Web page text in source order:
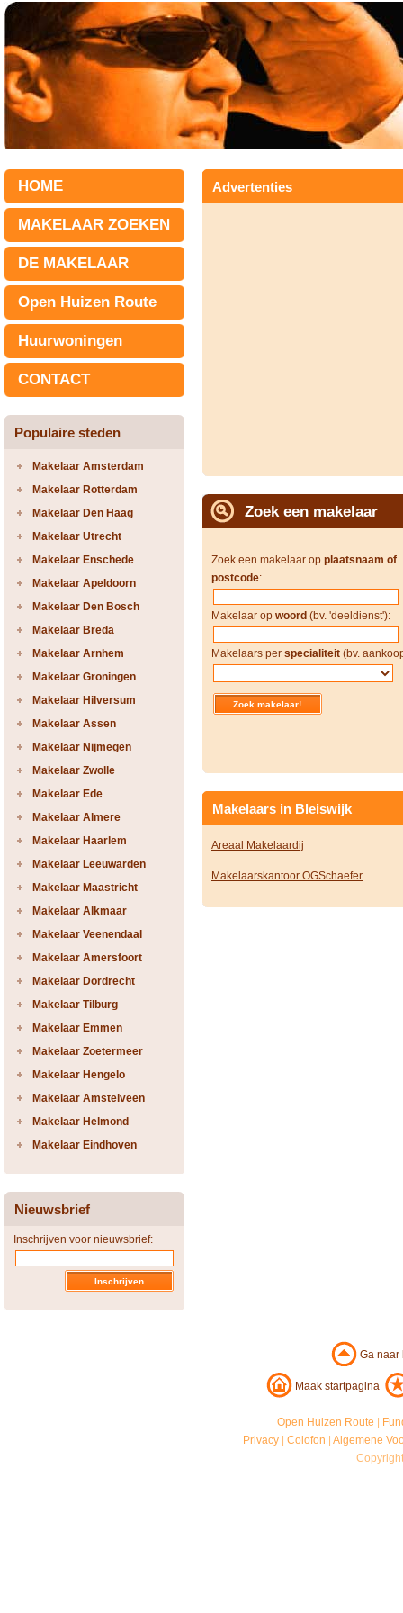
HOME
MAKELAAR ZOEKEN
DE MAKELAAR
Open Huizen Route
Huurwoningen
CONTACT
Populaire steden
Makelaar Amsterdam
Makelaar Rotterdam
Makelaar Den Haag
Makelaar Utrecht
Makelaar Enschede
Makelaar Apeldoorn
Makelaar Den Bosch
Makelaar Breda
Makelaar Arnhem
Makelaar Groningen
Makelaar Hilversum
Makelaar Assen
Makelaar Nijmegen
Makelaar Zwolle
Makelaar Ede
Makelaar Almere
Makelaar Haarlem
Makelaar Leeuwarden
Makelaar Maastricht
Makelaar Alkmaar
Makelaar Veenendaal
Makelaar Amersfoort
Makelaar Dordrecht
Makelaar Tilburg
Makelaar Emmen
Makelaar Zoetermeer
Makelaar Hengelo
Makelaar Amstelveen
Makelaar Helmond
Makelaar Eindhoven
Nieuwsbrief
Inschrijven voor nieuwsbrief:
Advertenties
Zoek een makelaar
Zoek een makelaar op plaatsnaam of
postcode:
Makelaar op woord (bv. 'deeldienst'):
Makelaars per specialiteit (bv.
Makelaars in Bleiswijk
Areaal Makelaardij
Makelaarskantoor OGSchaefer
Ga
Maak startpagina
Open Huizen Route
Privacy |Colofon |Algemene